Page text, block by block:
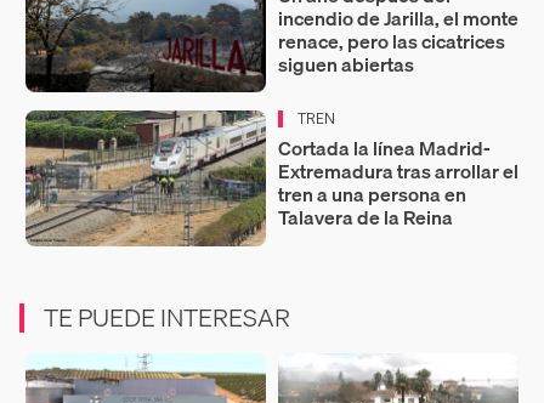
incendio de Jarilla, el monte
renace, pero las cicatrices
siguen abiertas
TREN
Cortada la línea Madrid-
Extremadura tras arrollar el
tren a una persona en
Talavera de la Reina
TE PUEDE INTERESAR